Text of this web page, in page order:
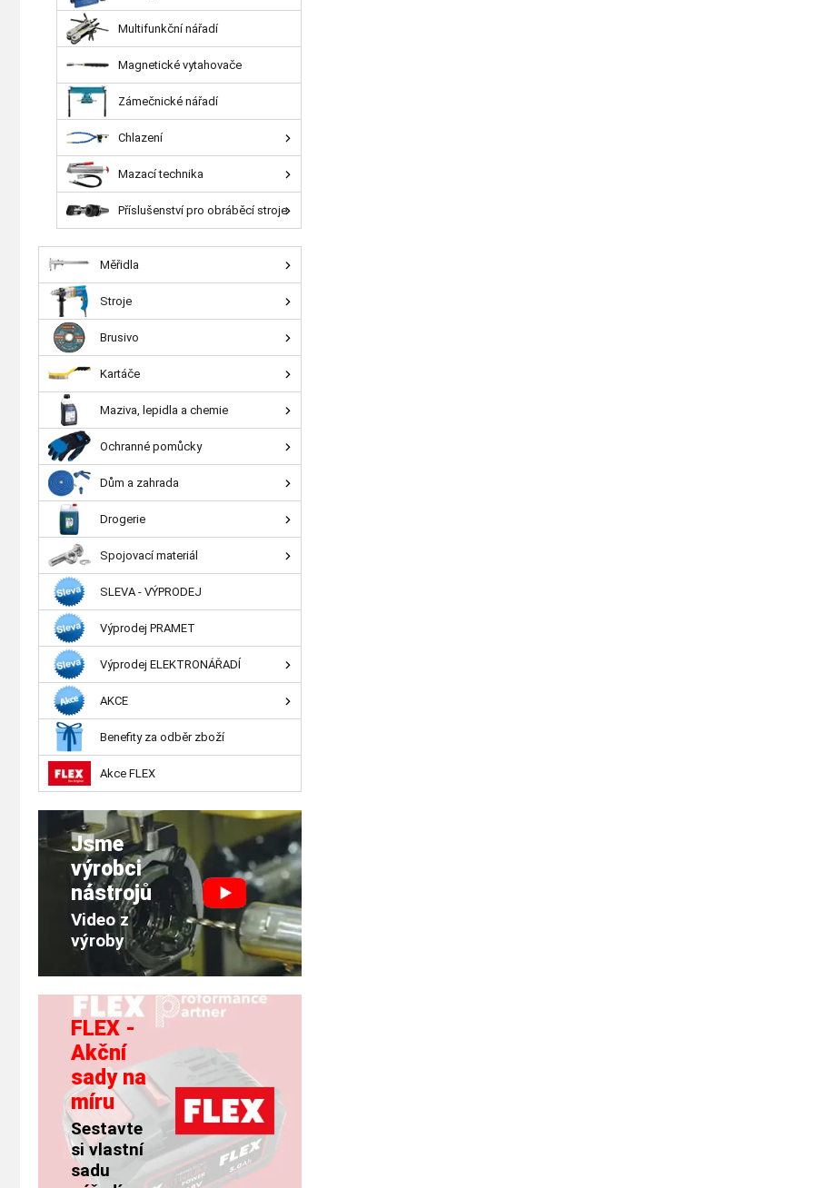
Multifunkční nářadí
Magnetické vytahovače
Zámečnické nářadí
Chlazení
Mazací technika
Příslušenství pro obráběcí stroje
Měřidla
Stroje
Brusivo
Kartáče
Maziva, lepidla a chemie
Ochranné pomůcky
Dům a zahrada
Drogerie
Spojovací materiál
SLEVA - VÝPRODEJ
Výprodej PRAMET
Výprodej ELEKTRONÁŘADÍ
AKCE
Benefity za odběr zboží
Akce FLEX
Jsme
výrobci
nástrojů
Video z
výroby
FLEX -
Akční
sady na
míru
Sestavte
si vlastní
sadu